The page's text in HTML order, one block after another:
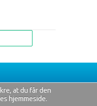
at du får den
hjemmeside.